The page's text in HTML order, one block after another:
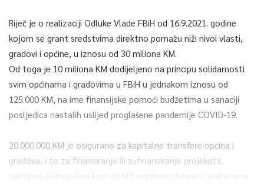
Riječ je o realizaciji Odluke Vlade FBiH od 16.9.2021. godine
kojom se grant sredstvima direktno pomažu niži nivoi vlasti,
gradovi i općine, u iznosu od 30 miliona KM.
Od toga je 10 miliona KM dodijeljeno na principu solidarnosti
svim općinama i gradovima u FBiH u jednakom iznosu od
125.000 KM, na ime finansijske pomoći budžetima u sanaciji
posljedica nastalih uslijed proglašene pandemije COVID-19.
20.000.000 KM je osigurano za kapitalne transfere općina i
gradova, i to za finansiranje ili sufinansiranje projekata,
zahtjeva ili inicijativa koje će biti implementirane u jedinicama